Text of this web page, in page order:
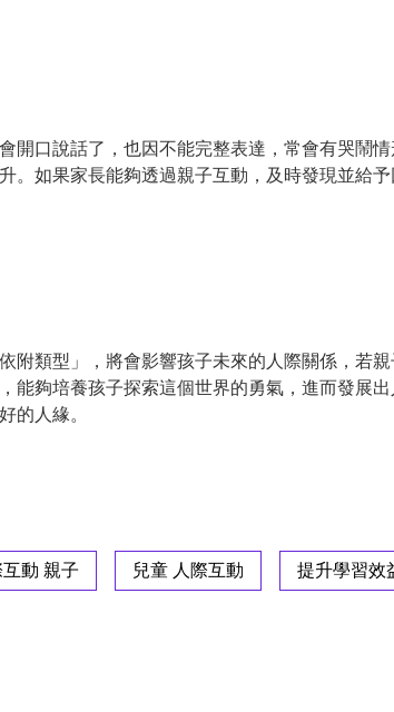
開口說話了，也因不能完整表達，常會有哭鬧情
。如果家長能夠透過親子互動，及時發現並給
附類型」，將會影響孩子未來的人際關係，若
能夠培養孩子探索這個世界的勇氣，進而發展
的人緣。
互動 親子 兒童 人際互動 提升學習效